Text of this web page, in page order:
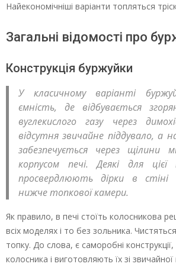
Найекономічніші варіанти топляться
Загальні відомості про
Конструкція буржуйки
У класичному варіанті
ємність, де відбувається
вуглекислого газу через
відсутня звичайне піддувало, а
забезпечується через щілини
корпусом печі. Деякі для
просвердлюють дірки в стіні
нижче топкової камери.
Як правило, в печі стоїть колосникова
всіх моделях і то без зольника.
топку. До слова, є саморобні
колосника і виготовляють їх зі